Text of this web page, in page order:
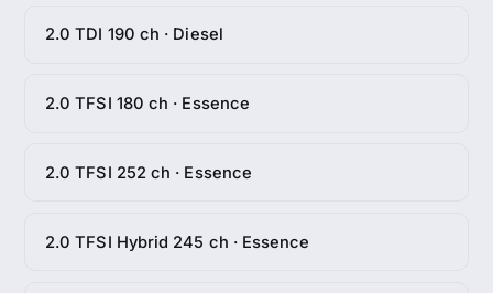
2.0 TDI 190 ch · Diesel
2.0 TFSI 180 ch · Essence
2.0 TFSI 252 ch · Essence
2.0 TFSI Hybrid 245 ch · Essence